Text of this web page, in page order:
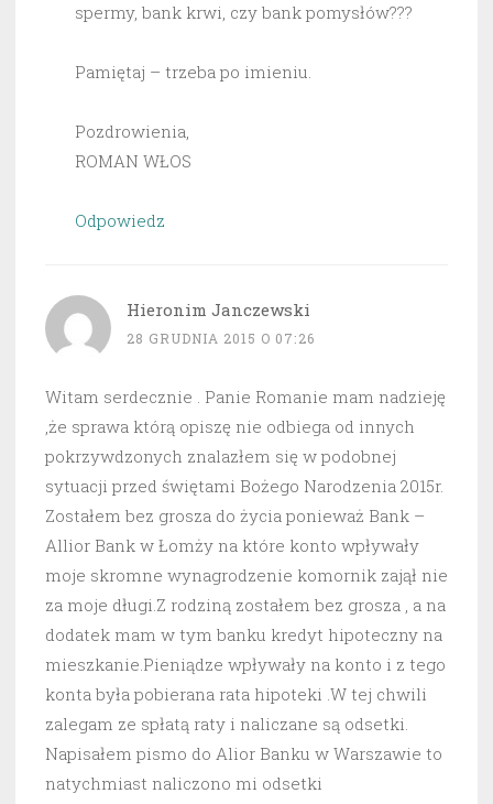
spermy, bank krwi, czy bank pomysłów???
Pamiętaj – trzeba po imieniu.
Pozdrowienia,
ROMAN WŁOS
Odpowiedz
Hieronim Janczewski
28 GRUDNIA 2015 O 07:26
Witam serdecznie . Panie Romanie mam nadzieję
,że sprawa którą opiszę nie odbiega od innych
pokrzywdzonych znalazłem się w podobnej
sytuacji przed świętami Bożego Narodzenia 2015r.
Zostałem bez grosza do życia ponieważ Bank –
Allior Bank w Łomży na które konto wpływały
moje skromne wynagrodzenie komornik zajął nie
za moje długi.Z rodziną zostałem bez grosza , a na
dodatek mam w tym banku kredyt hipoteczny na
mieszkanie.Pieniądze wpływały na konto i z tego
konta była pobierana rata hipoteki .W tej chwili
zalegam ze spłatą raty i naliczane są odsetki.
Napisałem pismo do Alior Banku w Warszawie to
natychmiast naliczono mi odsetki